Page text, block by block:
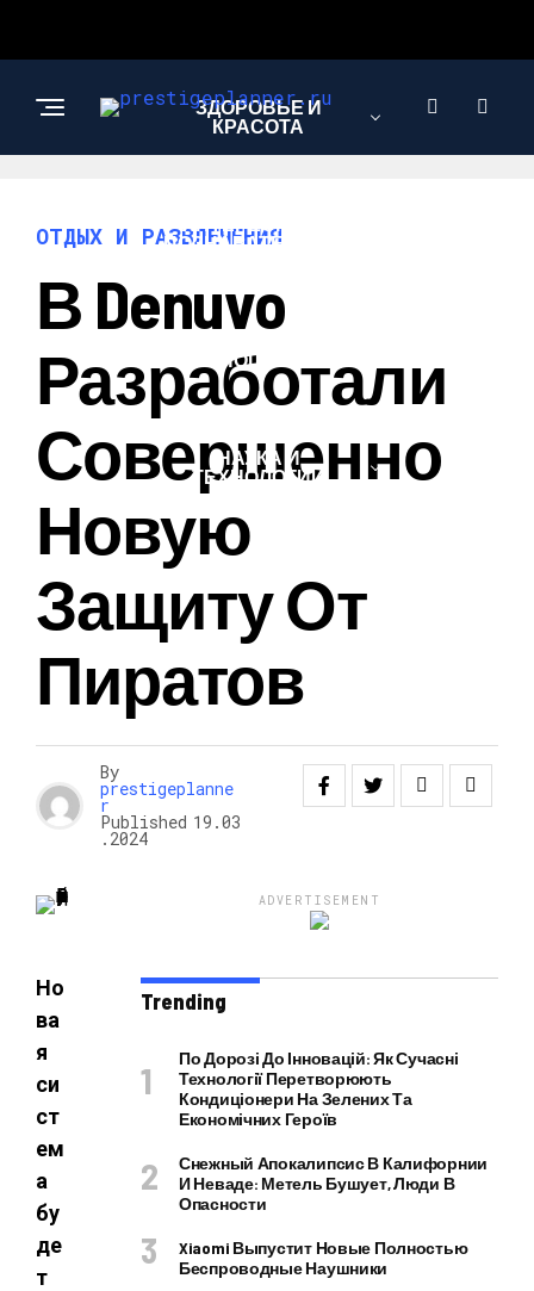
ЗДОРОВЬЕ И
КРАСОТА
ИНТЕРЕСНОЕ И
ПОЗНАВАТЕЛЬНОЕ
ОТНОШЕНИЯ
НАУКА И
ТЕХНОЛОГИИ
ОТДЫХ И РАЗВЛЕЧЕНИЯ
В Denuvo
Разработали
Совершенно
Новую
Защиту От
Пиратов
By
prestigeplanne
r
Published 19.03
.2024
Но
ва
я
си
ст
ем
а
бу
де
т
ADVERTISEMENT
Trending
По Дорозі До Інновацій: Як Сучасні
Технології Перетворюють
Кондиціонери На Зелених Та
Економічних Героїв
Снежный Апокалипсис В Калифорнии
И Неваде: Метель Бушует, Люди В
Опасности
Xiaomi Выпустит Новые Полностью
Беспроводные Наушники